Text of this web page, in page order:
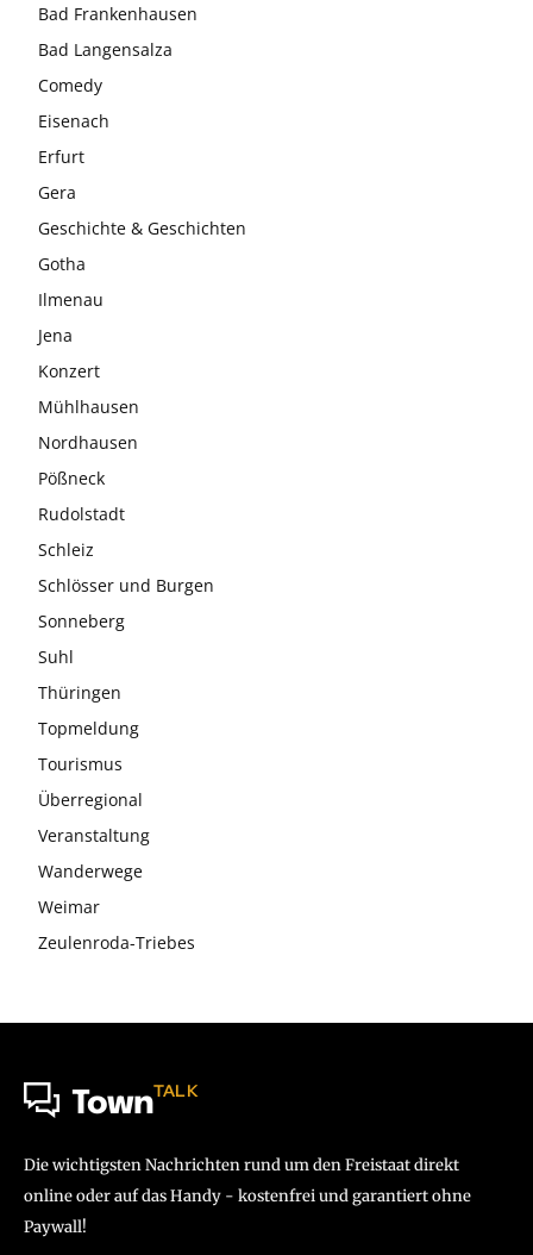
Bad Frankenhausen
Bad Langensalza
Comedy
Eisenach
Erfurt
Gera
Geschichte & Geschichten
Gotha
Ilmenau
Jena
Konzert
Mühlhausen
Nordhausen
Pößneck
Rudolstadt
Schleiz
Schlösser und Burgen
Sonneberg
Suhl
Thüringen
Topmeldung
Tourismus
Überregional
Veranstaltung
Wanderwege
Weimar
Zeulenroda-Triebes
TownTALK
Die wichtigsten Nachrichten rund um den Freistaat direkt
online oder auf das Handy - kostenfrei und garantiert ohne
Paywall!